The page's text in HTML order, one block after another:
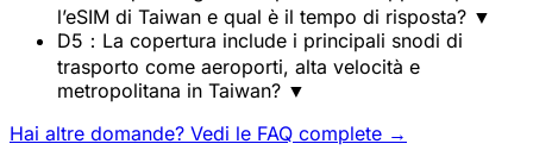
l’eSIM di Taiwan e qual è il tempo di risposta? ▼
D5：La copertura include i principali snodi di
trasporto come aeroporti, alta velocità e
metropolitana in Taiwan? ▼
Hai altre domande? Vedi le FAQ complete →